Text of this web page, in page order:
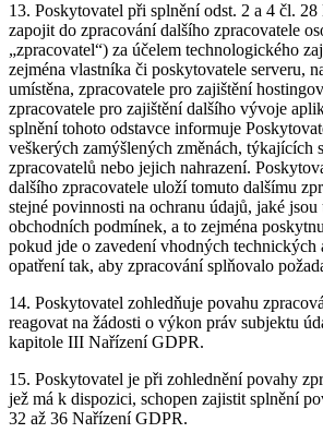
13. Poskytovatel při splnění odst. 2 a 4 čl.
zapojit do zpracování dalšího zpracovatele
„zpracovatel“) za účelem technologického
zejména vlastníka či poskytovatele serveru,
umístěna, zpracovatele pro zajištění
zpracovatele pro zajištění dalšího vývoje
splnění tohoto odstavce informuje
veškerých zamýšlených změnách, týkajících
zpracovatelů nebo jejich nahrazení.
dalšího zpracovatele uloží tomuto dalšímu
stejné povinnosti na ochranu údajů, jaké
obchodních podmínek, a to zejména
pokud jde o zavedení vhodných technických
opatření tak, aby zpracování splňovalo
14. Poskytovatel zohledňuje povahu
reagovat na žádosti o výkon práv subjektu
kapitole III Nařízení GDPR.
15. Poskytovatel je při zohlednění povahy
jež má k dispozici, schopen zajistit splnění
32 až 36 Nařízení GDPR.